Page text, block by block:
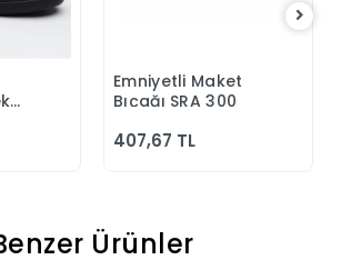
Sepete Ekle
Emniyetli Maket
Bıçağı SRA 300
407,67 TL
Ürünler